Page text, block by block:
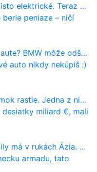
že potrebuje nový osemvalcový motor
peniaze – ničí
môže odštartovať nový trend
auto nikdy nekúpiš :)
zaznamenala nečakane výrazný nárast
miliard €, mali
stráca kontrolu aj nad vlastnou výrobou!
armadu, tato